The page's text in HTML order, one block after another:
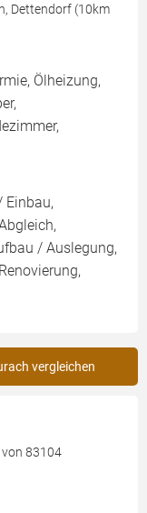
Dettendorf (10km
Ölheizung,
Einbau,
/ Auslegung,
vergleichen
83104